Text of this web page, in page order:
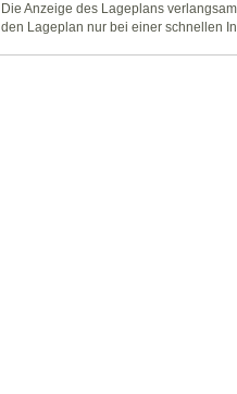
Die Anzeige des Lageplans
den Lageplan nur bei einer schnellen